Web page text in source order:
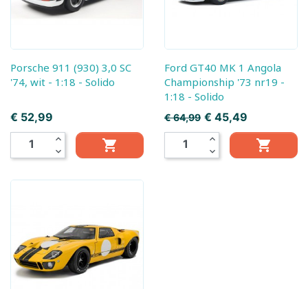
Porsche 911 (930) 3,0 SC
'74, wit - 1:18 - Solido
Prijs
€ 52,99
expand_less
expand_more

Ford GT40 MK 1 Angola
Championship '73 nr19 -
1:18 - Solido
Normale prijs
€ 64,99 Prijs
€ 45,49
expand_less
expand_more
